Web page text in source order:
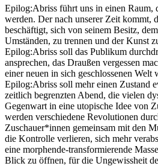
Epilog:Abriss führt uns in einen Raum,
werden. Der nach unserer Zeit kommt,
beschäftigt, sich von seinem Besitz,
Umständen, zu trennen und der Kunst
Epilog:Abriss soll das Publikum
ansprechen, das Draußen vergessen
einer neuen in sich geschlossenen Welt
Epilog:Abriss soll mehr einen Zustand
zeitlich begrenzten Abend, die vielen
Gegenwart in eine utopische Idee von
werden verschiedene Revolutionen
Zuschauer*innen gemeinsam mit den
die Kontrolle verlieren, sich mehr
eine morphende-transformierende
Blick zu öffnen, für die Ungewissheit